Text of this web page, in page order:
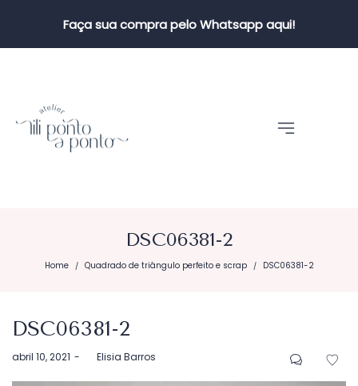
Faça sua compra pelo Whatsapp aqui!
DSC06381-2
Home / Quadrado de triângulo perfeito e scrap / DSC06381-2
DSC06381-2
Postado
abril 10, 2021 byElisia Barros